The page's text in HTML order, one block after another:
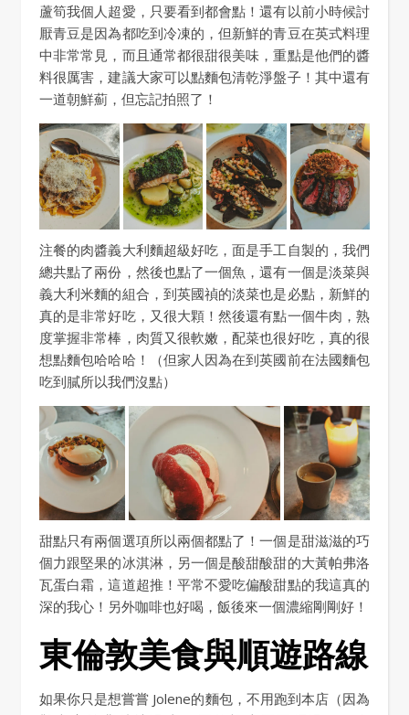
蘆筍我個人超愛，只要看到都會點！還有以前小時候討
厭青豆是因為都吃到冷凍的，但新鮮的青豆在英式料理
中非常常見，而且通常都很甜很美味，重點是他們的醬
料很厲害，建議大家可以點麵包清乾淨盤子！其中還有
一道朝鮮薊，但忘記拍照了！
注餐的肉醬義大利麵超級好吃，面是手工自製的，我們
總共點了兩份，然後也點了一個魚，還有一個是淡菜與
義大利米麵的組合，到英國禎的淡菜也是必點，新鮮的
真的是非常好吃，又很大顆！然後還有點一個牛肉，熟
度掌握非常棒，肉質又很軟嫩，配菜也很好吃，真的很
想點麵包哈哈哈！（但家人因為在到英國前在法國麵包
吃到膩所以我們沒點）
甜點只有兩個選項所以兩個都點了！一個是甜滋滋的巧
個力跟堅果的冰淇淋，另一個是酸甜酸甜的大黃帕弗洛
瓦蛋白霜，這道超推！平常不愛吃偏酸甜點的我這真的
深的我心！另外咖啡也好喝，飯後來一個濃縮剛剛好！
東倫敦美食與順遊路線
如果你只是想嘗嘗 Jolene的麵包，不用跑到本店（因為